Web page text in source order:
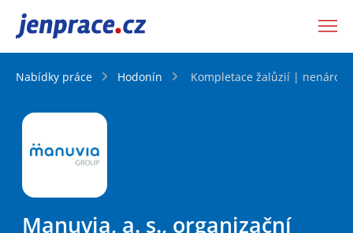
JenPráce.cz
Nabídky práce Hodonín Kompletace žalůzií |
Manuvia, a. s., organizační